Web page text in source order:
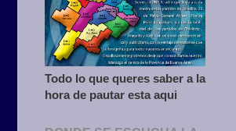
Todo lo que queres saber a la
hora de pautar esta aqui